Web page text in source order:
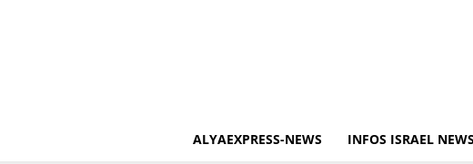
ALYAEXPRESS-NEWS INFOS ISRAEL